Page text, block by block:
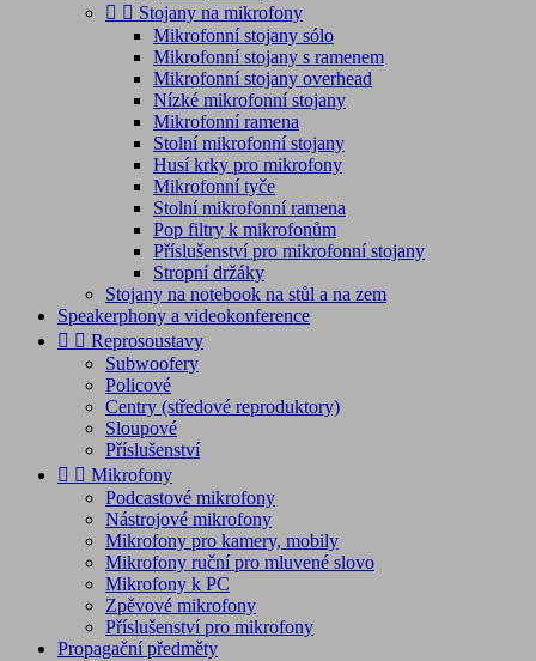
  Stojany na mikrofony
Mikrofonní stojany sólo
Mikrofonní stojany s ramenem
Mikrofonní stojany overhead
Nízké mikrofonní stojany
Mikrofonní ramena
Stolní mikrofonní stojany
Husí krky pro mikrofony
Mikrofonní tyče
Stolní mikrofonní ramena
Pop filtry k mikrofonům
Příslušenství pro mikrofonní stojany
Stropní držáky
Stojany na notebook na stůl a na zem
Speakerphony a videokonference
  Reprosoustavy
Subwoofery
Policové
Centry (středové reproduktory)
Sloupové
Příslušenství
  Mikrofony
Podcastové mikrofony
Nástrojové mikrofony
Mikrofony pro kamery, mobily
Mikrofony ruční pro mluvené slovo
Mikrofony k PC
Zpěvové mikrofony
Příslušenství pro mikrofony
Propagační předměty